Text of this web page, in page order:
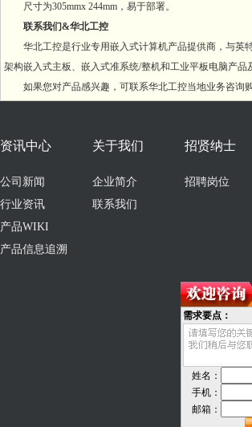
尺寸为305mmx 244mm，易于部署。
联系我们&华北工控
华北工控是行业专用嵌入式计算机产品提供商，与英
架构嵌入式主板、嵌入式准系统/整机和工业平板电脑产品
如果您对产品感兴趣，可联系华北工控当地业务咨询
资讯中心
公司新闻
行业资讯
产品WIKI
产品信息追溯
关于我们
企业简介
联系我们
招贤纳士
招聘岗位